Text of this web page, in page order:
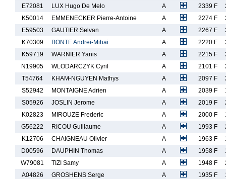
E72081
LUX Hugo De Melo A 2339 F
K50014
EMMENECKER Pierre-Antoine A 2274 F
E59503
GAUTIER Selvan A 2267 F
K70309
BONTE Andrei-Mihai A 2220 F
K59719
WARNIER Yanis A 2215 F
N19905
WLODARCZYK Cyril A 2101 F
T54764
KHAM-NGUYEN Mathys A 2097 F
S52942
MONTAIGNE Adrien A 2039 F
S05926
JOSLIN Jerome A 2019 F
K02823
MIROUZE Frederic A 2000 F
G56222
RICOU Guillaume A 1993 F
K12706
CHAIGNEAU Olivier A 1963 F
D00596
DAUPHIN Thomas A 1958 F
W79081
TIZI Samy A 1948 F
A04826
GROSHENS Serge A 1935 F